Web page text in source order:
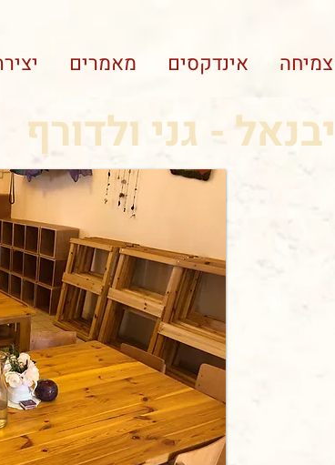
אינדקסים מאמרים
יבנאל - גני ולדורף